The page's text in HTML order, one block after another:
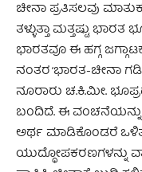
ಚೀನಾ ಪ್ರತಿಸಲವು
ತಳ್ಳುತ್ತಾ ಮತ್ತಷ್ಟು ಭಾರತ
ಭಾರತವೂ ಈ ಹಗ್ಗ
ನಂತರ ‘ಭಾರತ-ಚೀನಾ ಗಡಿ
ನೂರಾರು ಚ.ಕಿ.ಮೀ.
ಬಂದಿದೆ. ಈ ವಂಚನೆಯನ್ನು
ಅರ್ಥ ಮಾಡಿಕೊಂಡರೆ
ಯುದ್ಧೋಪಕರಣಗಳನ್ನು